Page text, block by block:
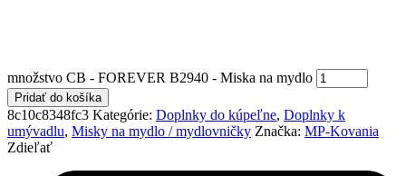
množstvo CB - FOREVER B2940 - Miska na mydlo
Pridať do košíka
8c10c8348fc3 Kategórie: Doplnky do kúpeľne, Doplnky k
umývadlu, Misky na mydlo / mydlovničky Značka: MP-Kovania
Zdieľať